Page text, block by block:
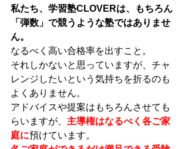
私たち、学習塾CLOVERは、もちろん
「弾数」で競うような塾ではありませ
ん。
なるべく高い合格率を出すこと。
それしかないと思っていますが、チャ
レンジしたいという気持ちを折るのも
よくありません。
アドバイスや提案はもちろんさせても
らいますが、 主導権はなるべく各ご家
庭に預けています。